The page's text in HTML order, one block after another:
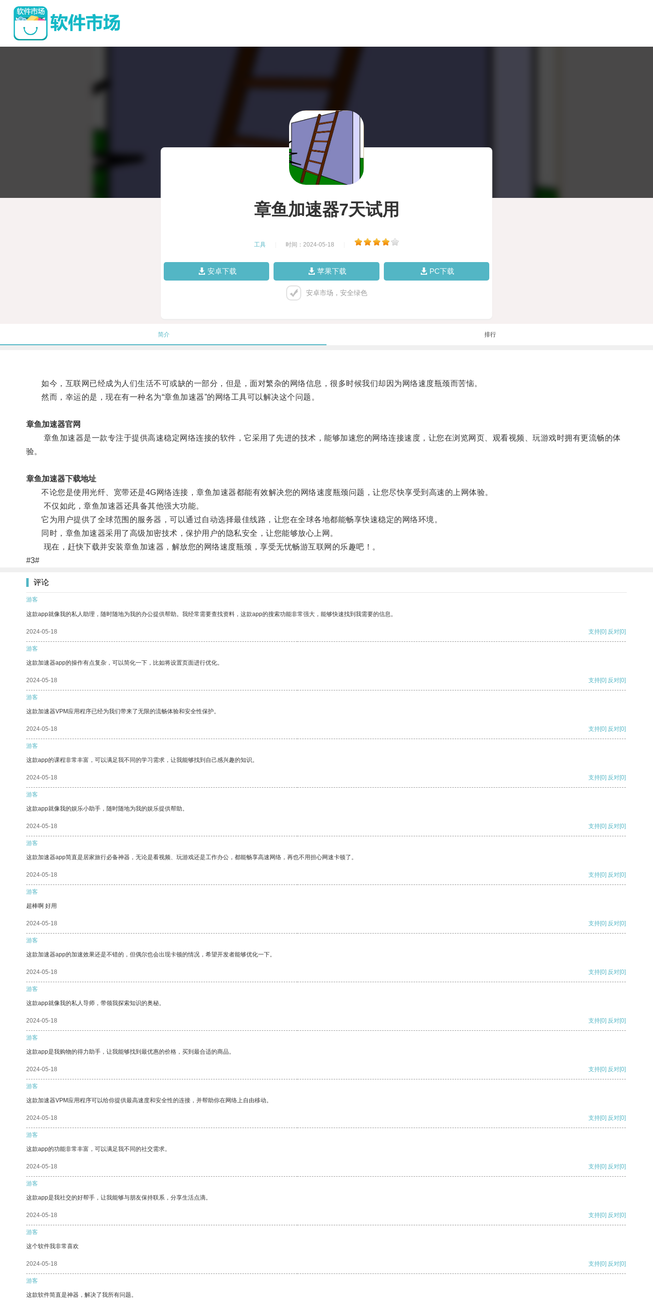
章鱼加速器7天试用
工具 时间：2024-05-18
安卓下载 苹果下载 PC下载
安卓市场，安全绿色
简介 排行
如今，互联网已经成为人们生活不可或缺的一部分，但是，面对繁杂的网络信息，很多时候我们却因为网络速度瓶颈而苦恼。
然而，幸运的是，现在有一种名为“章鱼加速器”的网络工具可以解决这个问题。
章鱼加速器官网
章鱼加速器是一款专注于提供高速稳定网络连接的软件，它采用了先进的技术，能够加速您的网络连接速度，让您在浏览网页、观看视频、玩游戏时拥有更流畅的体
验。
章鱼加速器下载地址
不论您是使用光纤、宽带还是4G网络连接，章鱼加速器都能有效解决您的网络速度瓶颈问题，让您尽快享受到高速的上网体验。
不仅如此，章鱼加速器还具备其他强大功能。
它为用户提供了全球范围的服务器，可以通过自动选择最佳线路，让您在全球各地都能畅享快速稳定的网络环境。
同时，章鱼加速器采用了高级加密技术，保护用户的隐私安全，让您能够放心上网。
现在，赶快下载并安装章鱼加速器，解放您的网络速度瓶颈，享受无忧畅游互联网的乐趣吧！。
#3#
评论
游客
这款app就像我的私人助理，随时随地为我的办公提供帮助。我经常需要查找资料，这款app的搜索功能非常强大，能够快速找到我需要的信息。
2024-05-18 支持[0] 反对[0]
游客
这款加速器app的操作有点复杂，可以简化一下，比如将设置页面进行优化。
2024-05-18 支持[0] 反对[0]
游客
这款加速器VPM应用程序已经为我们带来了无限的流畅体验和安全性保护。
2024-05-18 支持[0] 反对[0]
游客
这款app的课程非常丰富，可以满足我不同的学习需求，让我能够找到自己感兴趣的知识。
2024-05-18 支持[0] 反对[0]
游客
这款app就像我的娱乐小助手，随时随地为我的娱乐提供帮助。
2024-05-18 支持[0] 反对[0]
游客
这款加速器app简直是居家旅行必备神器，无论是看视频、玩游戏还是工作办公，都能畅享高速网络，再也不用担心网速卡顿了。
2024-05-18 支持[0] 反对[0]
游客
超棒啊 好用
2024-05-18 支持[0] 反对[0]
游客
这款加速器app的加速效果还是不错的，但偶尔也会出现卡顿的情况，希望开发者能够优化一下。
2024-05-18 支持[0] 反对[0]
游客
这款app就像我的私人导师，带领我探索知识的奥秘。
2024-05-18 支持[0] 反对[0]
游客
这款app是我购物的得力助手，让我能够找到最优惠的价格，买到最合适的商品。
2024-05-18 支持[0] 反对[0]
游客
这款加速器VPM应用程序可以给你提供最高速度和安全性的连接，并帮助你在网络上自由移动。
2024-05-18 支持[0] 反对[0]
游客
这款app的功能非常丰富，可以满足我不同的社交需求。
2024-05-18 支持[0] 反对[0]
游客
这款app是我社交的好帮手，让我能够与朋友保持联系，分享生活点滴。
2024-05-18 支持[0] 反对[0]
游客
这个软件我非常喜欢
2024-05-18 支持[0] 反对[0]
游客
这款软件简直是神器，解决了我所有问题。